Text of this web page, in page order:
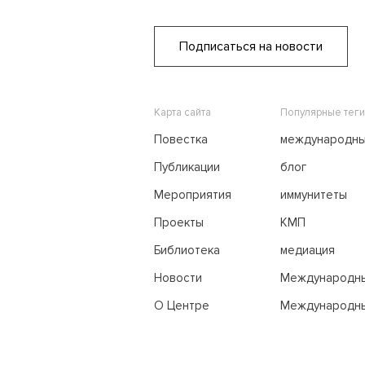
Подписаться на новости
Карта сайта
Повестка
Публикации
Мероприятия
Проекты
Библиотека
Новости
О Центре
Популярные теги
блог
иммунитеты
КМП
медиация
праву